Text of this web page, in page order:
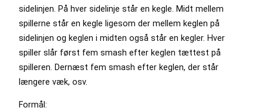
sidelinjen. På hver sidelinje står en kegle. Midt mellem
spillerne står en kegle ligesom der mellem keglen på
sidelinjen og keglen i midten også står en kegler. Hver
spiller slår først fem smash efter keglen tættest på
spilleren. Dernæst fem smash efter keglen, der står
længere væk, osv.
Formål: